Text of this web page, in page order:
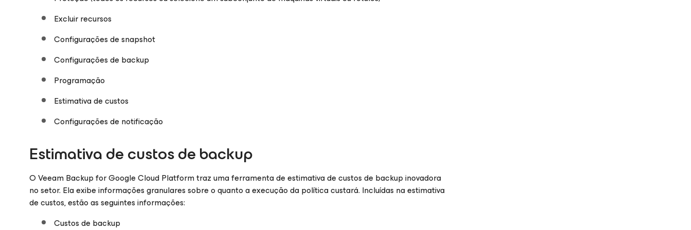
Excluir recursos
Configurações de snapshot
Configurações de backup
Programação
Estimativa de custos
Configurações de notificação
Estimativa de custos de backup
O Veeam Backupfor Google Cloud Platformtraz uma ferramenta de estimativa de custos de backup inovadora
no setor. Ela exibe informações granulares sobre o quanto a execução da política custará. Incluídas na estimativa
de custos, estão as seguintes informações:
Custos de backup